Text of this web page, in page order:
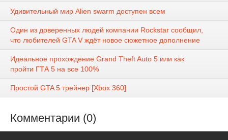
Удивительный мир Alien swarm доступен всем
Один из доверенных людей компании Rockstar сообщил,
что любителей GTA V ждёт новое сюжетное дополнение
Идеальное прохождение Grand Theft Auto 5 или как
пройти ГТА 5 на все 100%
Простой GTA 5 трейнер [Xbox 360]
Комментарии (0)